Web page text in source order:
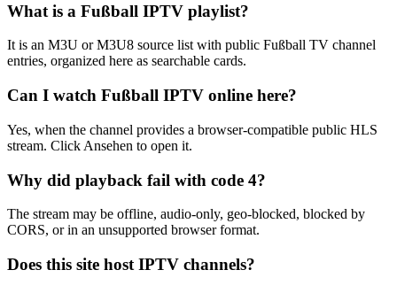
What is a Fußball IPTV playlist?
It is an M3U or M3U8 source list with public Fußball TV channel
entries, organized here as searchable cards.
Can I watch Fußball IPTV online here?
Yes, when the channel provides a browser-compatible public HLS
stream. Click Ansehen to open it.
Why did playback fail with code 4?
The stream may be offline, audio-only, geo-blocked, blocked by
CORS, or in an unsupported browser format.
Does this site host IPTV channels?